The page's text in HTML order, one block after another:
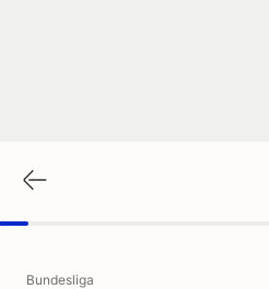
Bundesliga